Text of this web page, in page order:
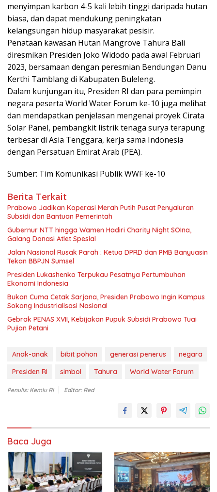
menyimpan karbon 4-5 kali lebih tinggi daripada hutan
biasa, dan dapat mendukung peningkatan
kelangsungan hidup masyarakat pesisir.
Penataan kawasan Hutan Mangrove Tahura Bali
diresmikan Presiden Joko Widodo pada awal Februari
2023, bersamaan dengan peresmian Bendungan Danu
Kerthi Tamblang di Kabupaten Buleleng.
Dalam kunjungan itu, Presiden RI dan para pemimpin
negara peserta World Water Forum ke-10 juga melihat
dan mendapatkan penjelasan mengenai proyek Cirata
Solar Panel, pembangkit listrik tenaga surya terapung
terbesar di Asia Tenggara, kerja sama Indonesia
dengan Persatuan Emirat Arab (PEA).
​Sumber: Tim Komunikasi Publik WWF ke-10
Berita Terkait
Prabowo Jadikan Koperasi Merah Putih Pusat Penyaluran
Subsidi dan Bantuan Pemerintah
Gubernur NTT hingga Wamen Hadiri Charity Night SOIna,
Galang Donasi Atlet Spesial
Jalan Nasional Rusak Parah : Ketua DPRD dan PMB Banyuasin
Tekan BBPJN Sumsel
Presiden Lukashenko Terpukau Pesatnya Pertumbuhan
Ekonomi Indonesia
Bukan Cuma Cetak Sarjana, Presiden Prabowo Ingin Kampus
Sokong Industrialisasi Nasional
Gebrak PENAS XVII, Kebijakan Pupuk Subsidi Prabowo Tuai
Pujian Petani
Anak-anak bibit pohon generasi penerus
negara
Presiden RI
simbol Tahura World Water Forum
Penulis: Kemlu RI Editor: Red
Baca Juga